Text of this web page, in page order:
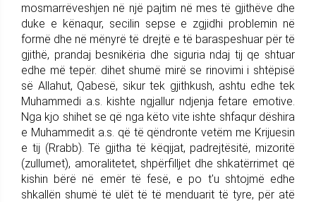
mosmarrëveshjen në një pajtim në mes të gjithëve dhe
duke e kënaqur, secilin sepse e zgjidhi problemin në
formë dhe në mënyrë të drejtë e të baraspeshuar për të
gjithë, prandaj besnikëria dhe siguria ndaj tij qe shtuar
edhe më tepër. dihet shumë mirë se rinovimi i shtëpisë
së Allahut, Qabesë, sikur tek gjithkush, ashtu edhe tek
Muhammedi a.s. kishte ngjallur ndjenja fetare emotive.
Nga kjo shihet se që nga këto vite ishte shfaqur dëshira
e Muhammedit a.s. që të qëndronte vetëm me Krijuesin
e tij (Rrabb). Të gjitha të këqijat, padrejtësitë, mizoritë
(zullumet), amoralitetet, shpërfilljet dhe shkatërrimet që
kishin bërë në emër të fesë, e po t'u shtojmë edhe
shkallën shumë të ulët të të menduarit të tyre, për atë